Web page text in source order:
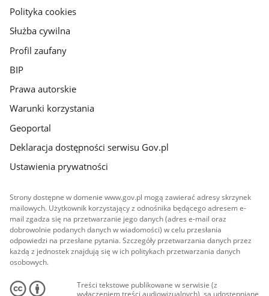
gov.pl
Polityka cookies
Służba cywilna
Profil zaufany
BIP
Prawa autorskie
Warunki korzystania
Geoportal
Deklaracja dostępności serwisu Gov.pl
Ustawienia prywatności
Strony dostępne w domenie www.gov.pl mogą zawierać adresy skrzynek
mailowych. Użytkownik korzystający z odnośnika będącego adresem e-
mail zgadza się na przetwarzanie jego danych (adres e-mail oraz
dobrowolnie podanych danych w wiadomości) w celu przesłania
odpowiedzi na przesłane pytania. Szczegóły przetwarzania danych przez
każdą z jednostek znajdują się w ich politykach przetwarzania danych
osobowych.
Treści tekstowe publikowane w serwisie (z